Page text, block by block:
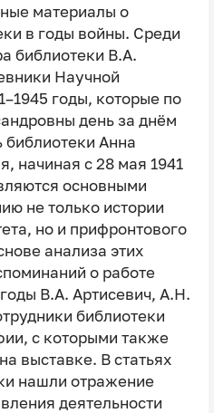
материалы о
в годы войны. Среди
библиотеки В.А.
Научной
годы, которые по
день за днём
библиотеки Анна
начиная с 28 мая 1941
основными
не только истории
но и прифронтового
анализа этих
о работе
В.А. Артисевич, А.Н.
библиотеки
с которыми также
выставке. В статьях
нашли отражение
деятельности